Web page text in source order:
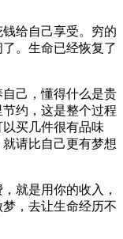
给自己享受。穷的
。生命已经恢复了
己，懂得什么是贵
约，这是整个过程
买几件很有品味
请比自己更有梦想
就是用你的收入，
，去让生命经历不